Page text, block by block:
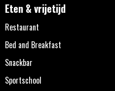
Eten & vrijetijd
Restaurant
Bed and Breakfast
Snackbar
Sportschool